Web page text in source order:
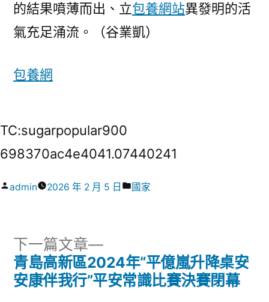
的結果噴薄而出、立包養網站異發明的活
氣充足涌流。（谷業凱）
包養網
TC:sugarpopular900
698370ac4e4041.07440241
作
admin 2026 年 2 月 5 日
分
國家
文
下一篇文章
下
一
篇
青島高新區2024年“平億嵐升降桌安
安康伴我行”平安常識比賽決賽閉幕